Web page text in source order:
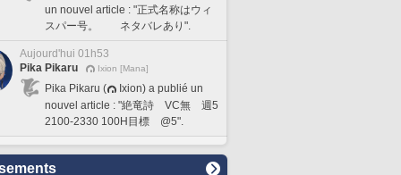
un nouvel article : "正式名称はウィ
スパー号。 ネタバレあり".
Aujourd'hui 01h53
Pika Pikaru
Ixion [Mana]
Pika Pikaru (
Ixion) a publié un
nouvel article : "絶竜詩 VC無 週5
2100-2330 100H目標 @5".